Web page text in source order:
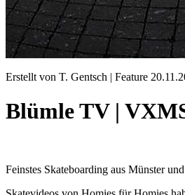
Erstellt von T. Gentsch | Feature
Blümle TV |
Feinstes Skateboarding aus Münster